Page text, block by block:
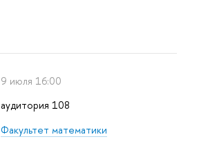
9 июля 16:00
аудитория 108
Факультет математики